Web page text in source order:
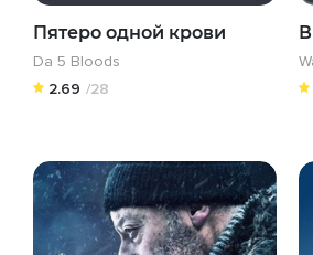
Пятеро одной крови
Da 5 Bloods
2.69 /28